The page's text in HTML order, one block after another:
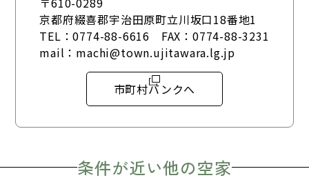
京都府綴喜郡宇治田原町立川坂口18番地1
TEL：0774-88-6616 FAX：0774-88-3231
mail： machi@town.ujitawara.lg.jp
市町村バンクへ
条件が近い他の空家